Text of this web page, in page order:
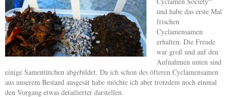
und habe das erste Mal
frischen
Cyclamensamen
erhalten. Die Freude
war groß und auf den
Aufnahmen unten sind
einige Samentütchen abgebildet. Da ich schon des öfteren Cyclamensamen
aus unserem Bestand ausgesät habe möchte ich aber trotzdem noch einmal
den Vorgang etwas detailierter darstellen.